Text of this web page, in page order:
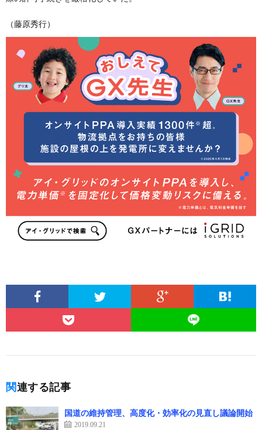
（藤原秀行）
関連する記事
国道の維持管理、高度化・効率化の見直し議論開始
2019.09.21